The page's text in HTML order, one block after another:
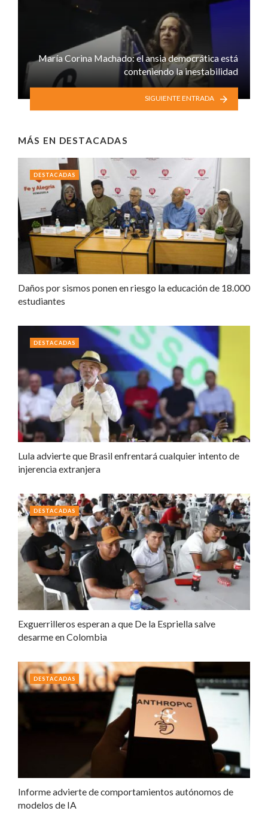
María Corina Machado: el ansia democrática está
conteniendo la inestabilidad
SIGUIENTE ENTRADA
MÁS EN DESTACADAS
Daños por sismos ponen en riesgo la educación de 18.000
estudiantes
DESTACADAS
Lula advierte que Brasil enfrentará cualquier intento de
injerencia extranjera
DESTACADAS
Exguerrilleros esperan a que De la Espriella salve
desarme en Colombia
DESTACADAS
Informe advierte de comportamientos autónomos de
modelos de IA
DESTACADAS